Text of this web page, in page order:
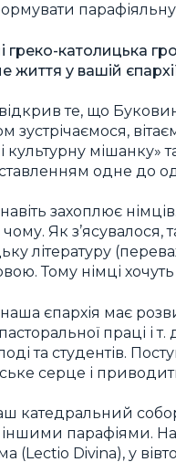
католицька
життя у вашій
те, що
зустрічаємося,
культурну мішанку»
одне до
захоплює
Як
літературу
Тому німці хочуть
єпархія має
пасторальної праці
та студентів.
серце і
катедральний
іншими парафіями.
(Lectio Divina), у